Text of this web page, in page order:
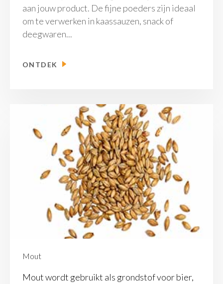
aan jouw product. De fijne poeders zijn ideaal
om te verwerken in kaassauzen, snack of
deegwaren...
ONTDEK
Mout
Mout wordt gebruikt als grondstof voor bier,